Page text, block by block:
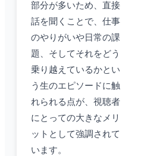
部分が多いため、直接
話を聞くことで、仕事
のやりがいや日常の課
題、そしてそれをどう
乗り越えているかとい
う生のエピソードに触
れられる点が、視聴者
にとっての大きなメリ
ットとして強調されて
います。